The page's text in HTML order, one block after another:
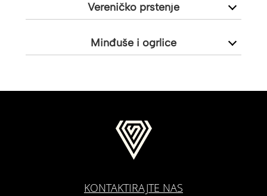
Vereničko prstenje
Minđuše i ogrlice
KONTAKTIRAJTE NAS